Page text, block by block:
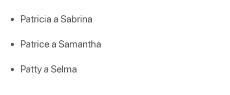
Patricia a Sabrina
Patrice a Samantha
Patty a Selma